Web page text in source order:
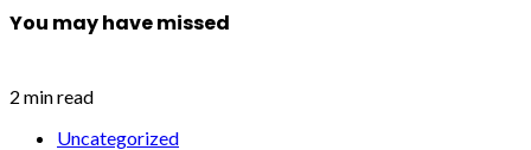
You may have missed
2 min read
Uncategorized